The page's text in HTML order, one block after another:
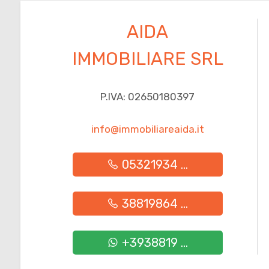
AIDA
IMMOBILIARE SRL
P.IVA: 02650180397
info@immobiliareaida.it
05321934 ...
38819864 ...
+3938819 ...
Balcone/Terrazzo